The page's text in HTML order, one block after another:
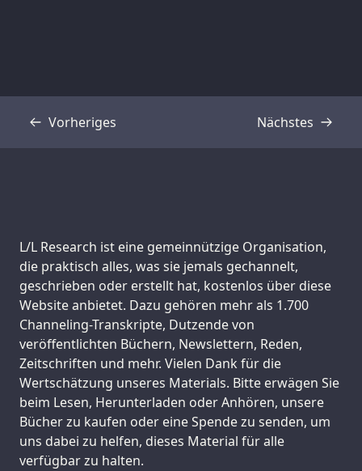
Vorheriges
Transkript Nächstes
Transkript
Support us:
L/L Research ist eine gemeinnützige Organisation,
die praktisch alles, was sie jemals gechannelt,
geschrieben oder erstellt hat, kostenlos über diese
Website anbietet. Dazu gehören mehr als 1.700
Channeling-Transkripte, Dutzende von
veröffentlichten Büchern, Newslettern, Reden,
Zeitschriften und mehr. Vielen Dank für die
Wertschätzung unseres Materials. Bitte erwägen Sie
beim Lesen, Herunterladen oder Anhören, unsere
Bücher zu kaufen oder eine Spende zu senden, um
uns dabei zu helfen, dieses Material für alle
verfügbar zu halten.